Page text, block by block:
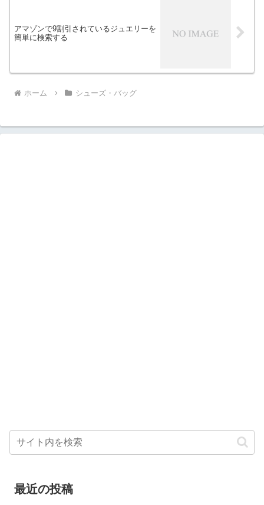
アマゾンで9割引されているジュエリーを
簡単に検索する
ホーム シューズ・バッグ
最近の投稿